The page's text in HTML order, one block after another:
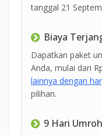
tanggal 21
Biaya
Dapatkan paket
Anda, mulai dari
lainnya dengan
pilihan.
9 Hari